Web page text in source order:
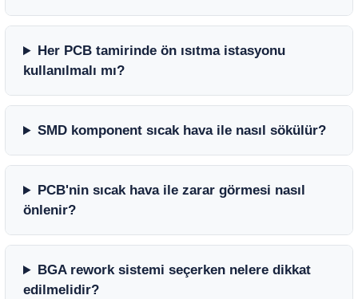
Her PCB tamirinde ön ısıtma istasyonu
kullanılmalı mı?
SMD komponent sıcak hava ile nasıl sökülür?
PCB'nin sıcak hava ile zarar görmesi nasıl
önlenir?
BGA rework sistemi seçerken nelere dikkat
edilmelidir?